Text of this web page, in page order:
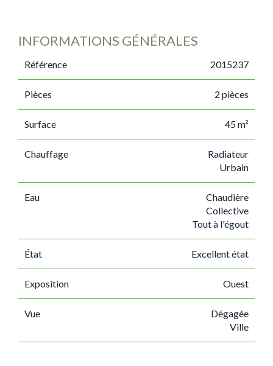
INFORMATIONS GÉNÉRALES
Référence 2015237
Pièces 2 pièces
Surface 45 m²
Chauffage
Radiateur
Urbain
Eau
Chaudière
Collective
Tout à l'égout
État Excellent état
Exposition Ouest
Vue
Dégagée
Ville